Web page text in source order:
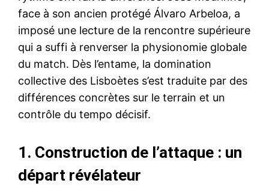
face à son ancien protégé Álvaro Arbeloa, a
imposé une lecture de la rencontre supérieure
qui a suffi à renverser la physionomie globale
du match. Dès l’entame, la domination
collective des Lisboètes s’est traduite par des
différences concrètes sur le terrain et un
contrôle du tempo décisif.
1. Construction de l’attaque : un
départ révélateur